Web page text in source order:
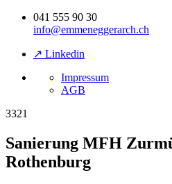
041 555 90 30
info@emmeneggerarch.ch
↗ Linkedin
Impressum
AGB
3321
Sanierung MFH
Rothenburg